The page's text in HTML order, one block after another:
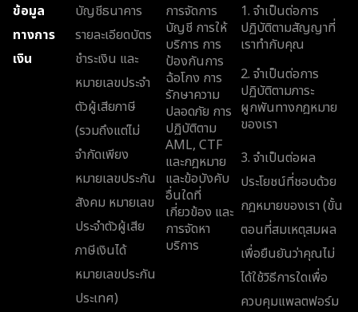
ข้อมูล
ทางการ
เงิน
บัญชีธนาคาร
รายละเอียดบัตร
ชำระเงิน และ
หมายเลขประจำ
ตัวผู้เสียภาษี
(รวมถึงแต่ไม่
จำกัดเพียง
หมายเลขประกัน
สังคม หมายเลข
ประจำตัวผู้เสีย
ภาษีเงินได้
หมายเลขประกัน
ประเทศ)
การจัดการ
บัญชี การให้
บริการ การ
ป้องกันการ
ฉ้อโกง การ
รักษาความ
ปลอดภัย การ
ปฏิบัติตาม
AML, CTF
และกฎหมาย
และข้อบังคับ
อื่นใดที่
เกี่ยวข้อง และ
การจัดหา
บริการ
1. จำเป็นต่อการ
ปฏิบัติตามสัญญาที่
เราทำกับคุณ
2. จำเป็นต่อการ
ปฏิบัติตามภาระ
ผูกพันทางกฎหมาย
ของเรา
3. จำเป็นต่อผล
ประโยชน์ที่ชอบด้วย
กฎหมายของเรา (ขั้น
ตอนที่สมเหตุสมผล
เพื่อยืนยันว่าคุณไม่
ได้ใช้วิธีการใดเพื่อ
ควบคุมแพลตฟอร์ม